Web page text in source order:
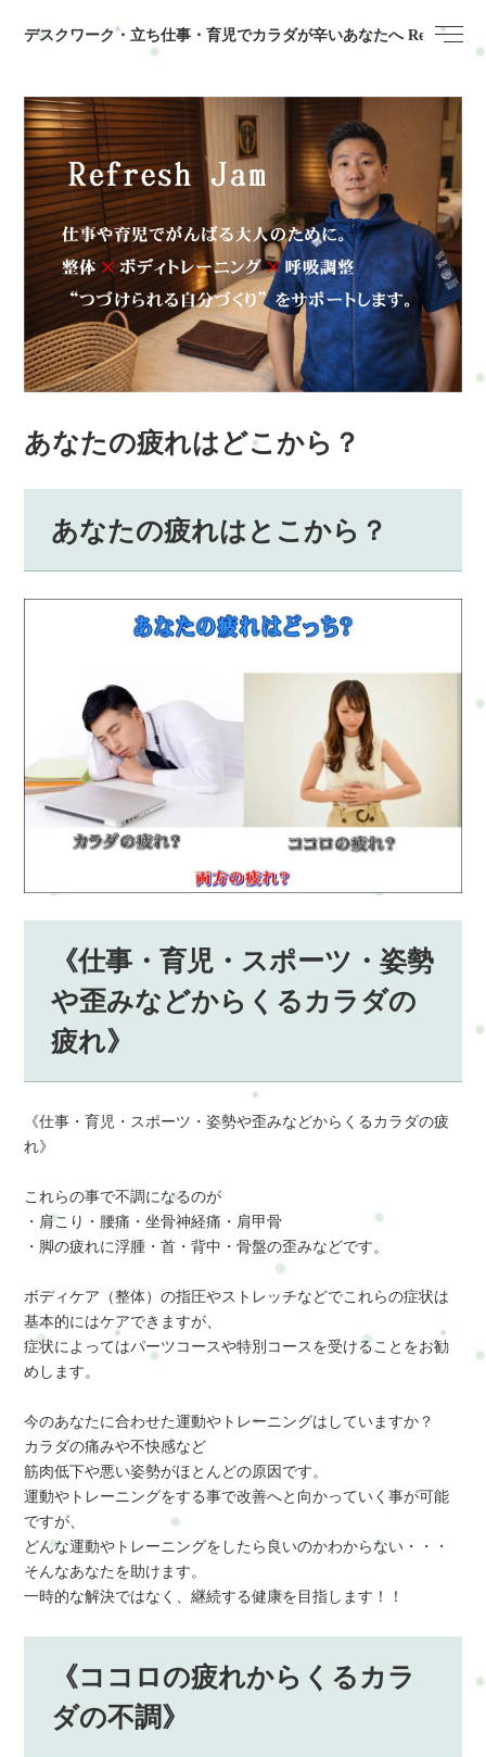
デスクワーク・立ち仕事・育児でカラダが辛いあなたへ Refresh
あなたの疲れはどこから？
あなたの疲れはとこから？
《仕事・育児・スポーツ・姿勢
や歪みなどからくるカラダの
疲れ》
《仕事・育児・スポーツ・姿勢や歪みなどからくるカラダの疲
れ》
これらの事で不調になるのが
・肩こり・腰痛・坐骨神経痛・肩甲骨
・脚の疲れに浮腫・首・背中・骨盤の歪みなどです。
ボディケア（整体）の指圧やストレッチなどでこれらの症状は
基本的にはケアできますが、
症状によってはパーツコースや特別コースを受けることをお勧
めします。
今のあなたに合わせた運動やトレーニングはしていますか？
カラダの痛みや不快感など
筋肉低下や悪い姿勢がほとんどの原因です。
運動やトレーニングをする事で改善へと向かっていく事が可能
ですが、
どんな運動やトレーニングをしたら良いのかわからない・・・
そんなあなたを助けます。
一時的な解決ではなく、継続する健康を目指します！！
《ココロの疲れからくるカラ
ダの不調》